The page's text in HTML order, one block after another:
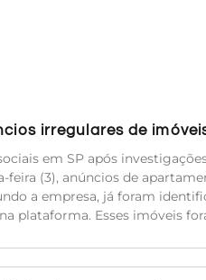
irregulares de
em SP após
(3), anúncios de
a empresa, já foram
plataforma. Esses imóveis